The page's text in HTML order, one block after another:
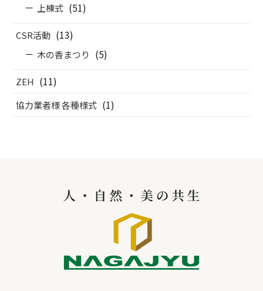
上棟式 (51)
CSR活動 (13)
木の香まつり (5)
ZEH (11)
協力業者様 各種様式 (1)